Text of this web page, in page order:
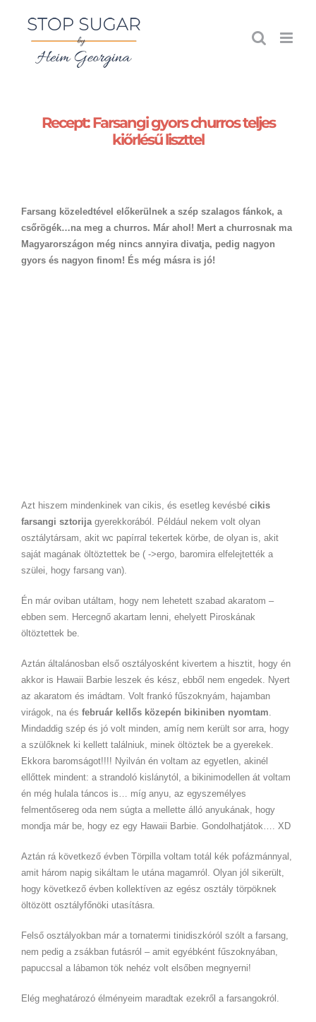
Recept: Farsangi gyors churros teljes
kiőrlésű liszttel
Farsang közeledtével előkerülnek a szép szalagos fánkok, a
csőrögék…na meg a churros. Már ahol! Mert a churrosnak ma
Magyarországon még nincs annyira divatja, pedig nagyon
gyors és nagyon finom! És még másra is jó!
Azt hiszem mindenkinek van cikis, és esetleg kevésbé cikis
farsangi sztorijagyerekkorából. Például nekem volt olyan
osztálytársam, akit wc papírral tekertek körbe, de olyan is, akit
saját magának öltöztettek be ( ->ergo, baromira elfelejtették a
szülei, hogy farsang van).
Én már oviban utáltam, hogy nem lehetett szabad akaratom –
ebben sem. Hercegnő akartam lenni, ehelyett Piroskának
öltöztettek be.
Aztán általánosban első osztályosként kivertem a hisztit, hogy én
akkor is Hawaii Barbie leszek és kész, ebből nem engedek. Nyert
az akaratom és imádtam. Volt frankó fűszoknyám, hajamban
virágok, na és február kellős közepén bikiniben nyomtam
Mindaddig szép és jó volt minden, amíg nem került sor arra, hogy
a szülőknek ki kellett találniuk, minek öltöztek be a gyerekek.
Ekkora baromságot!!!! Nyilván én voltam az egyetlen, akinél
ellőttek mindent: a strandoló kislánytól, a bikinimodellen át voltam
én még hulala táncos is… míg anyu, az egyszemélyes
felmentősereg oda nem súgta a mellette álló anyukának, hogy
mondja már be, hogy ez egy Hawaii Barbie. Gondolhatjátok…. XD
Aztán rá következő évben Törpilla voltam totál kék pofázmánnyal,
amit három napig sikáltam le utána magamról. Olyan jól sikerült,
hogy következő évben kollektíven az egész osztály törpöknek
öltözött osztályfőnöki utasításra.
Felső osztályokban már a tornatermi tinidiszkóról szólt a farsang,
nem pedig a zsákban futásról – amit egyébként fűszoknyában,
papuccsal a lábamon tök nehéz volt elsőben megnyerni!
Elég meghatározó élményeim maradtak ezekről a farsangokról.